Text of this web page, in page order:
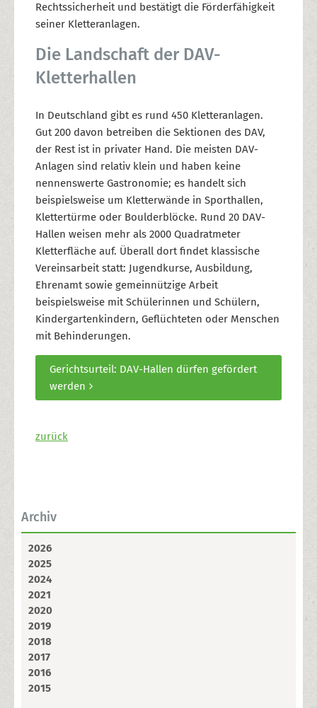
Rechtssicherheit und bestätigt die Förderfähigkeit
seiner Kletteranlagen.
Die Landschaft der DAV-
Kletterhallen
In Deutschland gibt es rund 450 Kletteranlagen.
Gut 200 davon betreiben die Sektionen des DAV,
der Rest ist in privater Hand. Die meisten DAV-
Anlagen sind relativ klein und haben keine
nennenswerte Gastronomie; es handelt sich
beispielsweise um Kletterwände in Sporthallen,
Klettertürme oder Boulderblöcke. Rund 20 DAV-
Hallen weisen mehr als 2000 Quadratmeter
Kletterfläche auf. Überall dort findet klassische
Vereinsarbeit statt: Jugendkurse, Ausbildung,
Ehrenamt sowie gemeinnützige Arbeit
beispielsweise mit Schülerinnen und Schülern,
Kindergartenkindern, Geflüchteten oder Menschen
mit Behinderungen.
Gerichtsurteil: DAV-Hallen dürfen gefördert
werden
zurück
Archiv
2026
2025
2024
2021
2020
2019
2018
2017
2016
2015